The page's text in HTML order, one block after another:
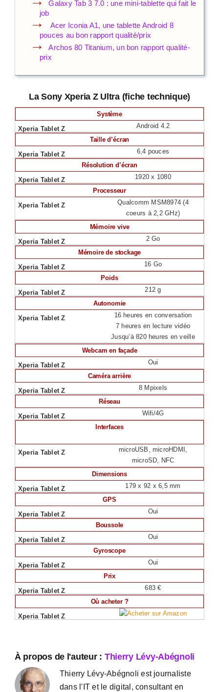
Galaxy Tab 3 7.0 : une mini-tablette qui fait le
job
Acer Iconia A1, une tablette Android 8
pouces au bon rapport qualité/prix
Archos 80 Titanium, un bon rapport qualité-
prix
La Sony Xperia Z Ultra (fiche technique)
Système
Android 4.2
Taille d’écran
6,4 pouces
Résolution d’écran
1920 x 1080
Processeur
Qualcomm MSM8974 (4
coeurs à 2,2 GHz)
Mémoire vive
2 Go
Mémoire de stockage
16 Go
Poids
212 g
Autonomie
16 heures en conversation
7 heures en lecture vidéo
Jusqu’à 820 heures en veille
Webcam en façade
Oui
Caméra arrière
8 Mpixels
Réseau
Wifi/4G
Interfaces
microUSB, microHDMI,
microSD, NFC
Dimensions
179 x 92 x 6,5 mm
GPS
Oui
Boussole
Oui
Gyroscope
Oui
Prix
683 €
Où acheter ?
À propos de l'auteur : Thierry Lévy-Abégnoli
Thierry Lévy-Abégnoli est journaliste
dans l'IT et le digital, consultant en